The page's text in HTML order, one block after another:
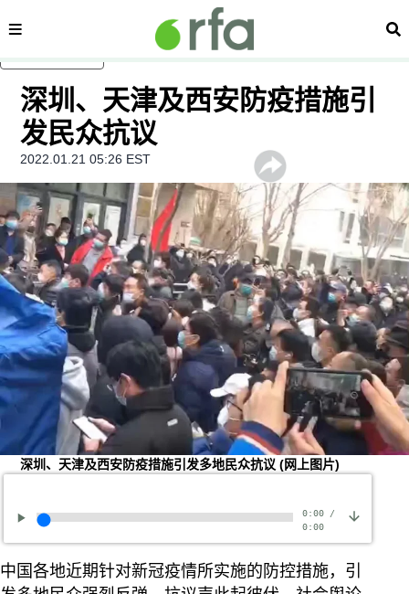
内容分类 搜
深圳、天津及西安防疫措施引
发民众抗议
2022.01.21 05:26 EST
深圳、天津及西安防疫措施引发多地民众抗议(网上图片)
0:00/
0:00
中国各地近期针对新冠疫情所实施的防控措施，引